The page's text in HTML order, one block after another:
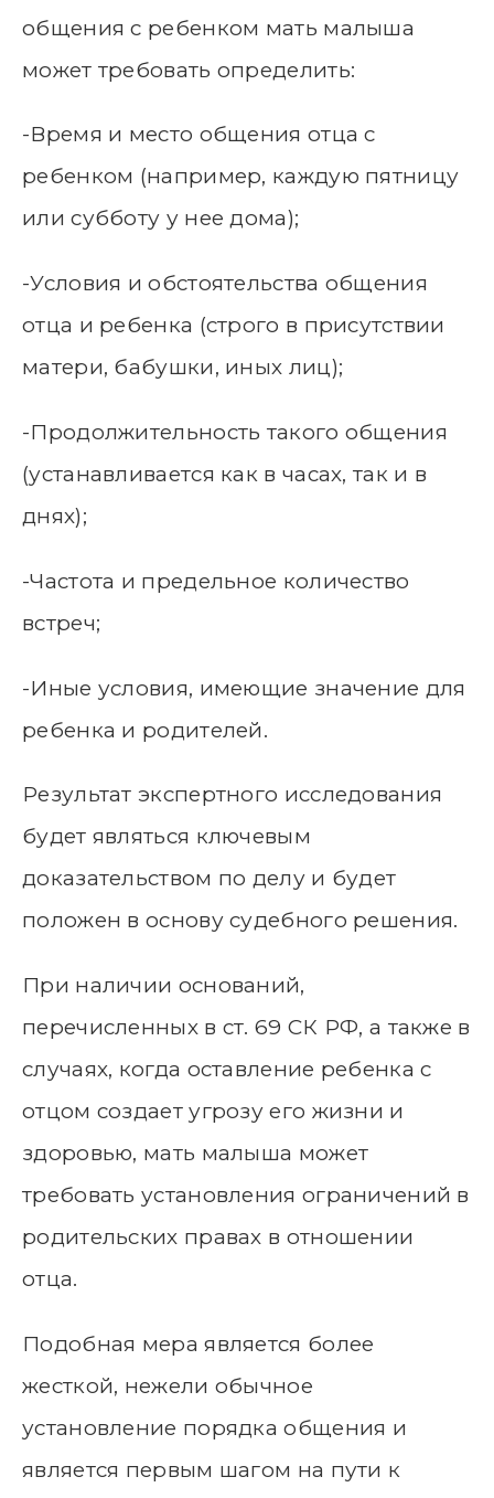
общения с ребенком мать малыша
может требовать определить:
-Время и место общения отца с
ребенком (например, каждую пятницу
или субботу у нее дома);
-Условия и обстоятельства общения
отца и ребенка (строго в присутствии
матери, бабушки, иных лиц);
-Продолжительность такого общения
(устанавливается как в часах, так и в
днях);
-Частота и предельное количество
встреч;
-Иные условия, имеющие значение для
ребенка и родителей.
Результат экспертного исследования
будет являться ключевым
доказательством по делу и будет
положен в основу судебного решения.
При наличии оснований,
перечисленных в ст. 69 СК РФ, а также в
случаях, когда оставление ребенка с
отцом создает угрозу его жизни и
здоровью, мать малыша может
требовать установления ограничений в
родительских правах в отношении
отца.
Подобная мера является более
жесткой, нежели обычное
установление порядка общения и
является первым шагом на пути к